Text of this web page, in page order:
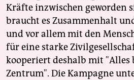
Kräfte inzwischen geworden
braucht es Zusammenhalt
und vor allem mit den
für eine starke
kooperiert deshalb mit
Zentrum". Die Kampagne